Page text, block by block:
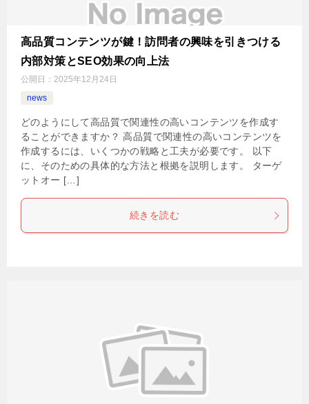
高品質コンテンツが鍵！訪問者の興味を引きつける
内部対策とSEO効果の向上法
公開日： 2025年12月24日
news
どのようにして高品質で関連性の高いコンテンツを作成す
ることができますか？ 高品質で関連性の高いコンテンツを
作成するには、いくつかの戦略と工夫が必要です。 以下
に、そのための具体的な方法と根拠を説明します。 ターゲ
ットオー […]
続きを読む